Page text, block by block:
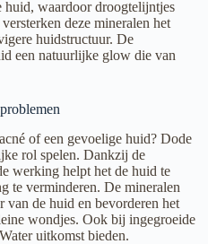
huid, waardoor droogtelijntjes
deze mineralen het
huidstructuur. De
een natuurlijke glow die van
of een gevoelige huid? Dode
rol spelen. Dankzij de
werking helpt het de huid te
te verminderen. De mineralen
van de huid en bevorderen het
wondjes. Ook bij ingegroeide
uitkomst bieden.